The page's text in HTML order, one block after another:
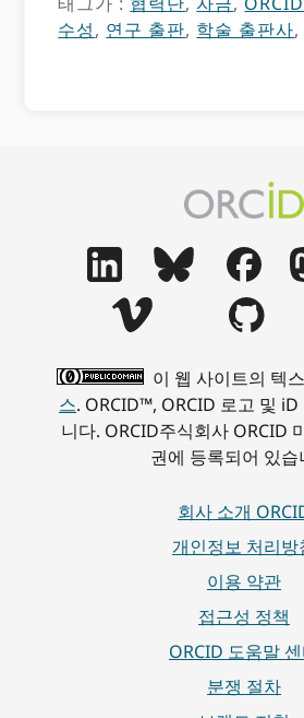
수성, 연구 출판, 학술 출판사,
이 웹 사이트의 텍
스. ORCID™, ORCID 로고 및
니다. ORCID주식회사 ORCID
권에 등록되어 있습
회사 소개
개인정보 처리방
이용 약관
접근성 정책
ORCID 도움말
분쟁 절차